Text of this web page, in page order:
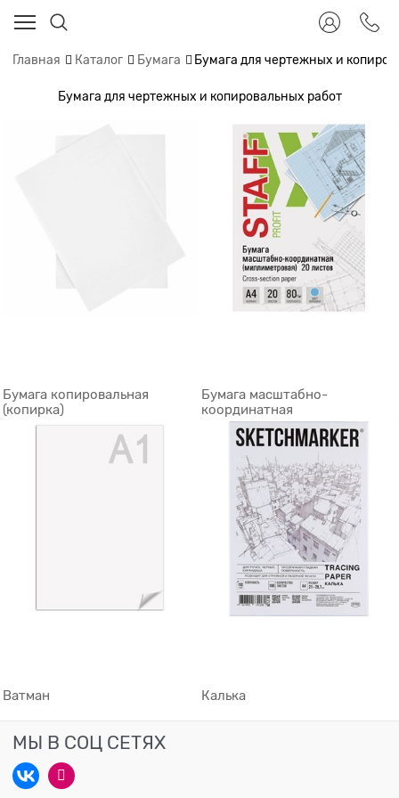
Главная Каталог Бумага Бумага для чертежных и
Бумага для чертежных и копировальных работ
Бумага копировальная
(копирка)
Бумага масштабно-
координатная
Ватман Калька
МЫ В СОЦ СЕТЯХ